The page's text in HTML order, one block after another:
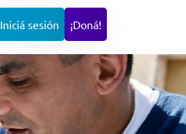
Iniciá sesión ¡Doná!